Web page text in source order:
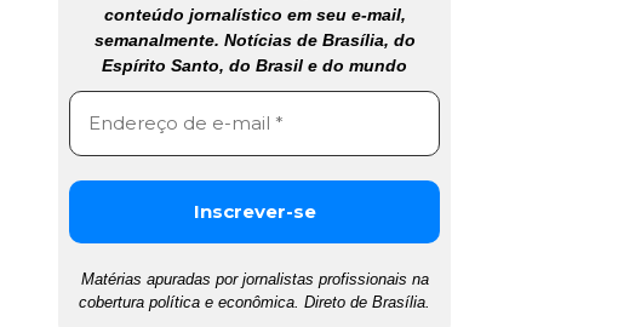
conteúdo jornalístico em seu e-mail,
semanalmente. Notícias de Brasília, do
Espírito Santo, do Brasil e do mundo
Matérias apuradas por jornalistas profissionais na
cobertura política e econômica. Direto de Brasília.